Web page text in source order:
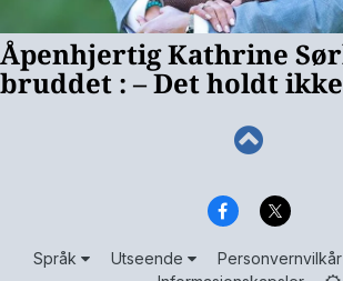
Språk Utseende Personvernvilkår